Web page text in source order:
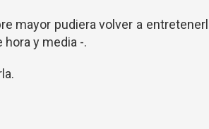
mayor pudiera volver a
y media -.